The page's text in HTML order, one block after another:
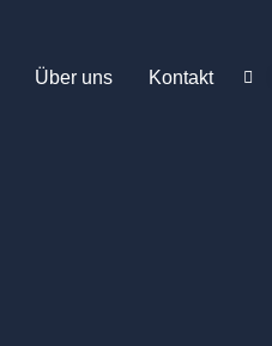
Über uns Kontakt